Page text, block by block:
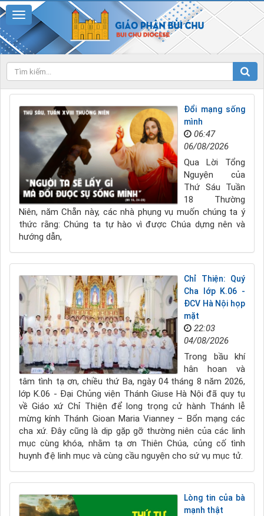
Đổi mạng sống
mình
06:47
06/08/2026
Qua Lời Tổng
Nguyện của
Thứ Sáu Tuần
18 Thường
Niên, năm Chẵn này, các nhà phụng vụ muốn chúng ta ý
thức rằng: Chúng ta tự hào vì được Chúa dựng nên và
hướng dẫn,
Chỉ Thiện: Quý
Cha lớp K.06 -
ĐCV Hà Nội họp
mặt
22:03
04/08/2026
Trong bầu khí
hân hoan và
tâm tình tạ ơn, chiều thứ Ba, ngày 04 tháng 8 năm 2026,
lớp K.06 - Đại Chủng viện Thánh Giuse Hà Nội đã quy tụ
về Giáo xứ Chỉ Thiện để long trọng cử hành Thánh lễ
mừng kính Thánh Gioan Maria Vianney – Bổn mạng các
cha xứ. Đây cũng là dịp gặp gỡ thường niên của các linh
mục cùng khóa, nhằm tạ ơn Thiên Chúa, củng cố tình
huynh đệ linh mục và cùng cầu nguyện cho sứ vụ mục tử.
Lòng tin của bà
mạnh thật